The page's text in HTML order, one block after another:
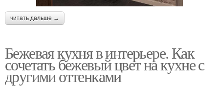
читать дальше →
Бежевая кухня в интерьере. Как
сочетать бежевый цвет на кухне с
другими оттенками